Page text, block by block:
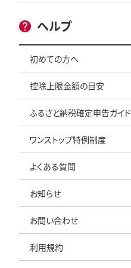
ヘルプ
初めての方へ
控除上限金額の目安
ふるさと納税確定申告ガイド
ワンストップ特例制度
よくある質問
お知らせ
お問い合わせ
利用規約